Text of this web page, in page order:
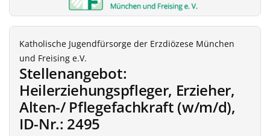
Katholische Jugendfürsorge der Erzdiözese München
und Freising e.V.
Stellenangebot:
Heilerziehungspfleger, Erzieher,
Alten-/ Pflegefachkraft (w/m/d),
ID-Nr.: 2495